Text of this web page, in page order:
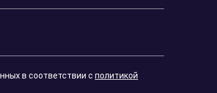
в соответствии с политикой